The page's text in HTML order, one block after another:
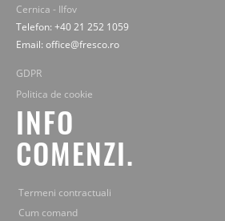
Cernica - Ilfov
Telefon: +40 21 252 1059
Email: office@fresco.ro
GDPR
Politica de cookie
INFO
COMENZI.
Termeni contractuali
Cum comand